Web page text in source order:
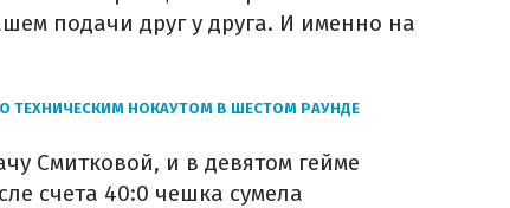
подачи друг у друга. И именно на
ТЕХНИЧЕСКИМ НОКАУТОМ В ШЕСТОМ РАУНДЕ
Смитковой, и в девятом гейме
счета 40:0 чешка сумела